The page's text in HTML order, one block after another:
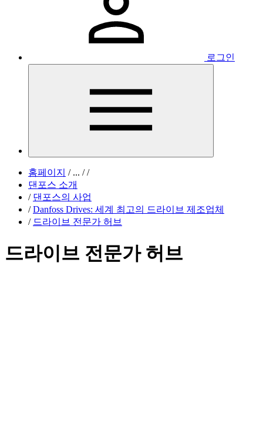
로그인
홈페이지 /... / /
댄포스 소개
/ 댄포스의 사업
/ Danfoss Drives: 세계 최고의 드라이브 제조업체
/ 드라이브 전문가 허브
드라이브 전문가 허브